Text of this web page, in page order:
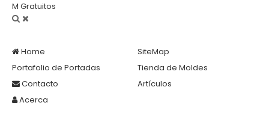
M Gratuitos
Home
SiteMap
Portafolio de Portadas
Tienda de Moldes
Contacto
Artículos
Acerca